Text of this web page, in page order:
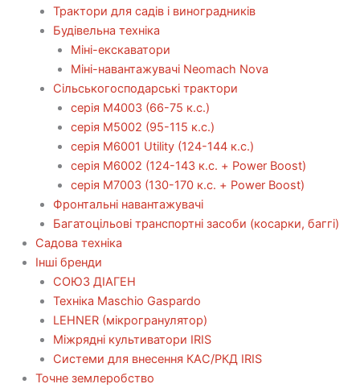
Трактори для садів і виноградників
Будівельна техніка
Міні-екскаватори
Міні-навантажувачі Neomach Nova
Сільськогосподарські трактори
серія М4003 (66-75 к.с.)
серія М5002 (95-115 к.с.)
серія M6001 Utility (124-144 к.с.)
серія М6002 (124-143 к.с. + Power Boost)
серія М7003 (130-170 к.с. + Power Boost)
Фронтальні навантажувачі
Багатоцільові транспортні засоби (косарки, баггі)
Садова техніка
Інші бренди
СОЮЗ ДІАГЕН
Техніка Maschio Gaspardo
LEHNER (мікрогранулятор)
Міжрядні культиватори IRIS
Системи для внесення КАС/РКД IRIS
Точне землеробство